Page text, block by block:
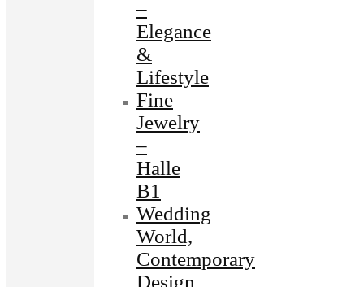
–
Elegance
&
Lifestyle
Fine
Jewelry
–
Halle
B1
Wedding
World,
Contemporary
Design